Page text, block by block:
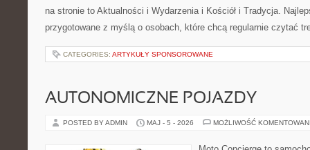
na stronie to Aktualności i Wydarzenia i Kościół i Tradycja.
przygotowane z myślą o osobach, które chcą regularnie czytać
CATEGORIES: ARTYKUŁY SPONSOROWANE
AUTONOMICZNE POJAZDY
POSTED BY ADMIN MAJ - 5 - 2026 MOŻLIWOŚĆ